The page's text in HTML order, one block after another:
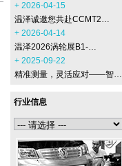
+ 2026-04-15
温泽诚邀您共赴CCMT2…
+ 2026-04-14
温泽2026涡轮展B1-…
+ 2025-09-22
精准测量，灵活应对——智…
行业信息